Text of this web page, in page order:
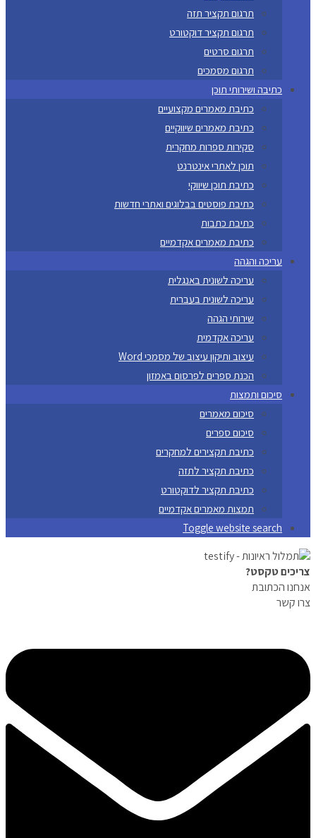
תרגום תקציר תזה
תרגום תקציר דוקטורט
תרגום סרטים
תרגום מסמכים
כתיבה ושירותי תוכן
כתיבת מאמרים מקצועיים
כתיבת מאמרים שיווקיים
סקירות ספרות מחקרית
תוכן לאתרי אינטרנט
כתיבת תוכן שיווקי
כתיבת פוסטים בבלוגים ואתרי חדשות
כתיבת כתבות
כתיבת מאמרים אקדמיים
עריכה והגהה
עריכה לשונית באנגלית
עריכה לשונית בעברית
שירותי הגהה
עריכה אקדמית
עיצוב ותיקון עיצוב של מסמכי Word
הכנת ספרים לפרסום באמזון
סיכום ותמצות
סיכום מאמרים
סיכום ספרים
כתיבת תקצירים למחקרים
כתיבת תקציר לתזה
כתיבת תקציר לדוקטורט
תמצות מאמרים אקדמיים
Toggle website search
צריכים טקסט?
אנחנו הכתובת
צרו קשר